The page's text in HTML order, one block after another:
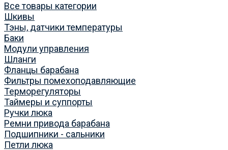
Все товары категории
Шкивы
Тэны, датчики температуры
Баки
Модули управления
Шланги
Фланцы барабана
Фильтры помехоподавляющие
Терморегуляторы
Таймеры и суппорты
Ручки люка
Ремни привода барабана
Подшипники - сальники
Петли люка